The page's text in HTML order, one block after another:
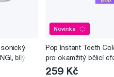
sonický
bílý
Novinka
Pop Instant Teeth
pro okamžitý bělicí
259 Kč